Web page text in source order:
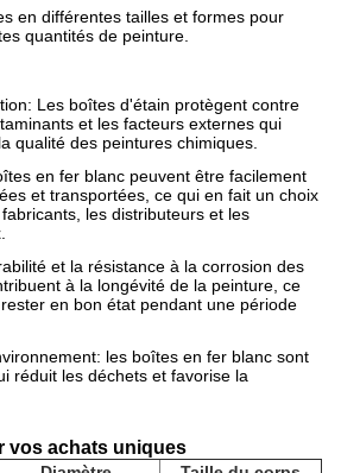
en différentes tailles et formes pour
quantités de peinture.
Les boîtes d'étain protègent contre
et les facteurs externes qui
qualité des peintures chimiques.
en fer blanc peuvent être facilement
et transportées, ce qui en fait un choix
les distributeurs et les
et la résistance à la corrosion des
à la longévité de la peinture, ce
en bon état pendant une période
les boîtes en fer blanc sont
réduit les déchets et favorise la
vos achats uniques